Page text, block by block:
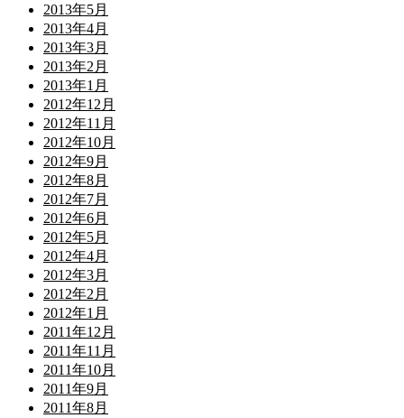
2013年5月
2013年4月
2013年3月
2013年2月
2013年1月
2012年12月
2012年11月
2012年10月
2012年9月
2012年8月
2012年7月
2012年6月
2012年5月
2012年4月
2012年3月
2012年2月
2012年1月
2011年12月
2011年11月
2011年10月
2011年9月
2011年8月